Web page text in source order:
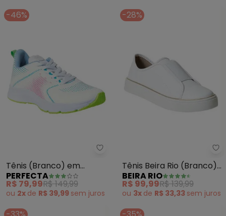
-46%
Perfecta - Tênis (Branco) em
Tênis (Branco) em
Tecido
PERFECTA
R$ 79,99R$ 149,99
ou 2x de R$ 39,99 sem juros
-28%
Tênis Beira Rio (Branco)
em Sintpetico
BEIRA RIO
R$ 99,99R$ 139,99
ou 3x de R$ 33,33 sem juros